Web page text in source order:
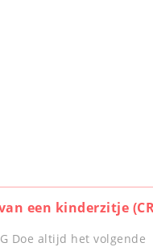
een kinderzitje
Doe altijd het volgende